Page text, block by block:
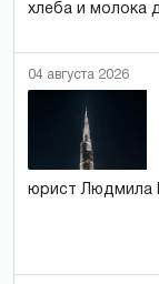
хлеба и молока
04 августа 2026
юрист Людмила